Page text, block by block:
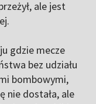
ale jest
gdzie mecze
bez udziału
bombowymi,
nie dostała, ale